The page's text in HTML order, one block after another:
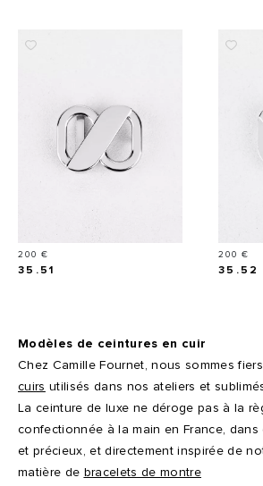
Prix
200 €
35.51
Prix
200 €
35.52
Modèles de ceintures en cuir
Chez Camille Fournet, nous sommes
cuirs utilisés dans nos ateliers et
La ceinture de luxe ne déroge pas à la
confectionnée à la main en France, dans
et précieux, et directement inspirée de
matière de bracelets de montre